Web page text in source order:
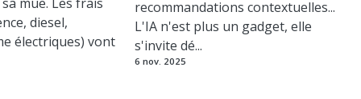
diesel,
électriques) vont
recommandations contextuelles...
L'IA n'est plus un gadget, elle
s'invite dé...
6 nov. 2025